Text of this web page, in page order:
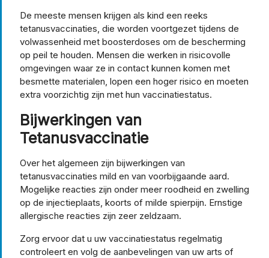
De meeste mensen krijgen als kind een reeks
tetanusvaccinaties, die worden voortgezet tijdens de
volwassenheid met boosterdoses om de bescherming
op peil te houden. Mensen die werken in risicovolle
omgevingen waar ze in contact kunnen komen met
besmette materialen, lopen een hoger risico en moeten
extra voorzichtig zijn met hun vaccinatiestatus.
Bijwerkingen van
Tetanusvaccinatie
Over het algemeen zijn bijwerkingen van
tetanusvaccinaties mild en van voorbijgaande aard.
Mogelijke reacties zijn onder meer roodheid en zwelling
op de injectieplaats, koorts of milde spierpijn. Ernstige
allergische reacties zijn zeer zeldzaam.
Zorg ervoor dat u uw vaccinatiestatus regelmatig
controleert en volg de aanbevelingen van uw arts of